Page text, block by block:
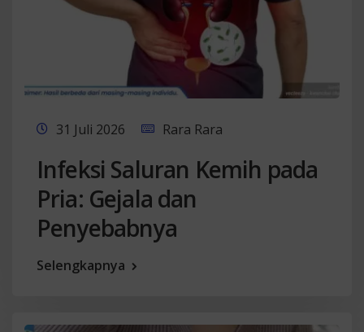
31 Juli 2026 Rara Rara
Infeksi Saluran Kemih pada
Pria: Gejala dan
Penyebabnya
Selengkapnya